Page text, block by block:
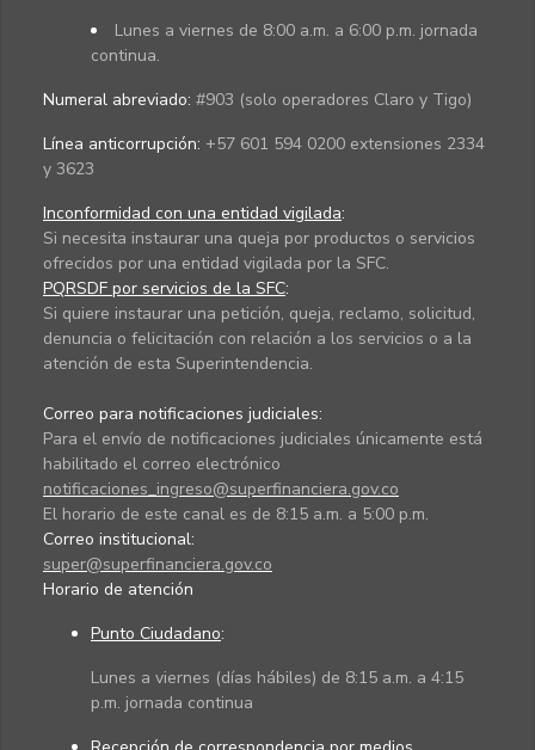
Lunes a viernes de 8:00 a.m. a 6:00 p.m. jornada
continua.
Numeral abreviado: #903 (solo operadores Claro y Tigo)
Línea anticorrupción: +57 601 594 0200 extensiones 2334
y 3623
Inconformidad con una entidad vigilada:
Si necesita instaurar una queja por productos o servicios
ofrecidos por una entidad vigilada por la SFC.
PQRSDF por servicios de la SFC:
Si quiere instaurar una petición, queja, reclamo, solicitud,
denuncia o felicitación con relación a los servicios o a la
atención de esta Superintendencia.
Correo para notificaciones judiciales:
Para el envío de notificaciones judiciales únicamente está
habilitado el correo electrónico
notificaciones_ingreso@superfinanciera.gov.co
El horario de este canal es de 8:15 a.m. a 5:00 p.m.
Correo institucional:
super@superfinanciera.gov.co
Horario de atención
Punto Ciudadano:
Lunes a viernes (días hábiles) de 8:15 a.m. a 4:15
p.m. jornada continua